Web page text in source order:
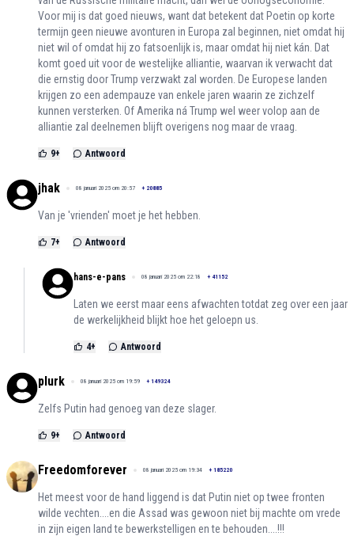
Voor mij is dat goed nieuws, want dat betekent dat Poetin op korte
termijn geen nieuwe avonturen in Europa zal beginnen, niet omdat hij
niet wil of omdat hij zo fatsoenlijk is, maar omdat hij niet kán. Dat
komt goed uit voor de westelijke alliantie, waarvan ik verwacht dat
die ernstig door Trump verzwakt zal worden. De Europese landen
krijgen zo een adempauze van enkele jaren waarin ze zichzelf
kunnen versterken. Of Amerika ná Trump wel weer volop aan de
alliantie zal deelnemen blijft overigens nog maar de vraag.
9+ Antwoord
jhak 08 januari 2025 om 20:57 + 20885
Van je 'vrienden' moet je het hebben.
7+ Antwoord
hans-e-pans 08 januari 2025 om 22:18 + 41152
Laten we eerst maar eens afwachten totdat zeg over een jaar
de werkelijkheid blijkt hoe het geloepn us.
4+ Antwoord
plurk 08 januari 2025 om 19:59 + 149324
Zelfs Putin had genoeg van deze slager.
9+ Antwoord
Freedomforever 08 januari 2025 om 19:34 + 185220
Het meest voor de hand liggend is dat Putin niet op twee fronten
wilde vechten....en die Assad was gewoon niet bij machte om vrede
in zijn eigen land te bewerkstelligen en te behouden....!!!